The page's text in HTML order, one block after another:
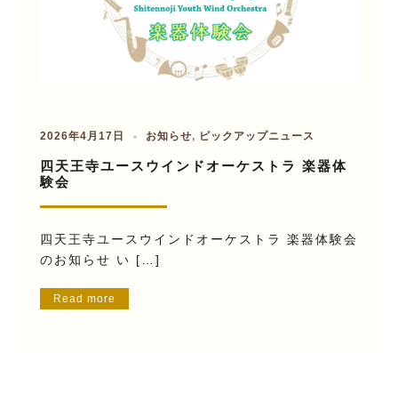
2026年4月17日 お知らせ, ピックアップニュース
四天王寺ユースウインドオーケストラ 楽器体
験会
四天王寺ユースウインドオーケストラ 楽器体験会
のお知らせ い […]
Read more